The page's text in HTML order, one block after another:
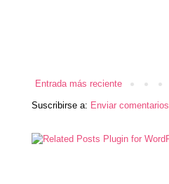
Entrada más reciente
Suscribirse a: Enviar